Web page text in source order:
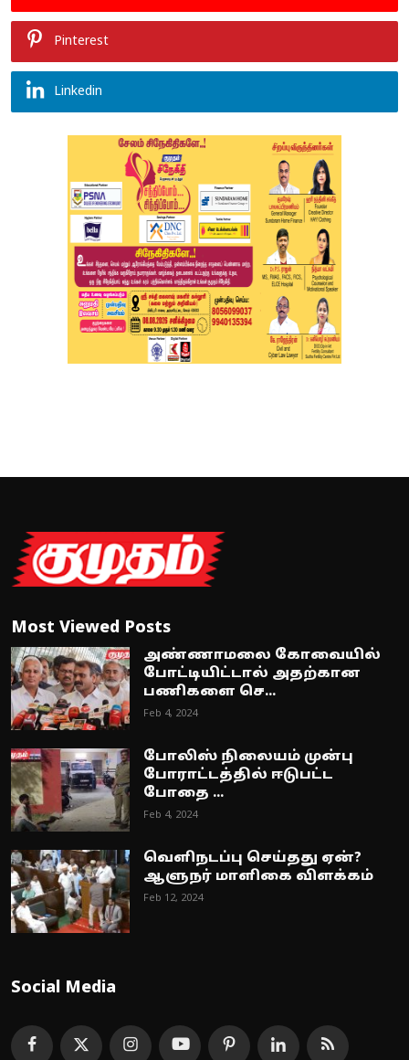
Pinterest
Linkedin
Most Viewed Posts
அண்ணாமலை கோவையில்
போட்டியிட்டால் அதற்கான
பணிகளை செ...
Feb 4, 2024
போலிஸ் நிலையம் முன்பு
போராட்டத்தில் ஈடுபட்ட
போதை ...
Feb 4, 2024
வெளிநடப்பு செய்தது ஏன்?
ஆளுநர் மாளிகை விளக்கம்
Feb 12, 2024
Social Media